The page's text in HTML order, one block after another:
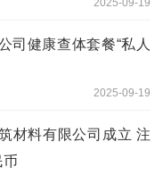
司健康查体套餐“私人
2025-09-19
材料有限公司成立 注
币